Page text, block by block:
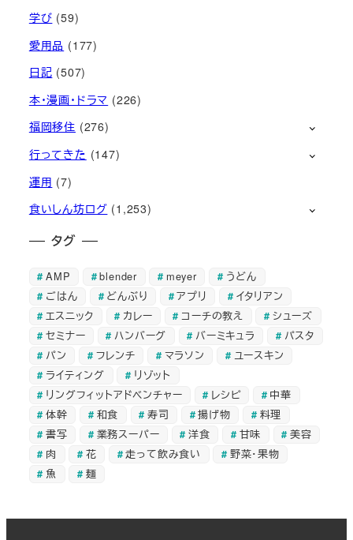
学び (59)
愛用品 (177)
日記 (507)
本・漫画・ドラマ (226)
福岡移住 (276)
行ってきた (147)
運用 (7)
食いしん坊ログ (1,253)
タグ
AMP blender meyer
うどん
ごはん
どんぶり アプリ
イタリアン
エスニック
カレー コーチの教え
シューズ
セミナー
ハンバーグ バーミキュラ
パスタ
パン
フレンチ マラソン
ユースキン
ライティング
リゾット
リングフィットアドベンチャー
レシピ
中華
体幹
和食 寿司 揚げ物
料理
書写
業務スーパー 洋食 甘味
美容
肉
花 走って飲み食い
野菜・果物
魚
麺